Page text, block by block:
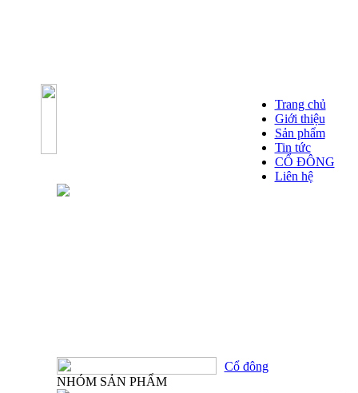
Trang chủ
Giới thiệu
Sản phẩm
Tin tức
CỔ ĐÔNG
Liên hệ
NHÓM SẢN PHẨM
Cổ đông